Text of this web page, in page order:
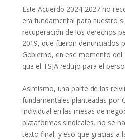
Este Acuerdo 2024-2027 no
era fundamental para nuestro
recuperación de los derechos
2019, que fueron denunciados
Gobierno, en ese momento del
que el TSJA redujo para el
Asimismo, una parte de las
fundamentales planteadas por
individual en las mesas de
plataformas sindicales, no se
texto final, y eso que gracias a